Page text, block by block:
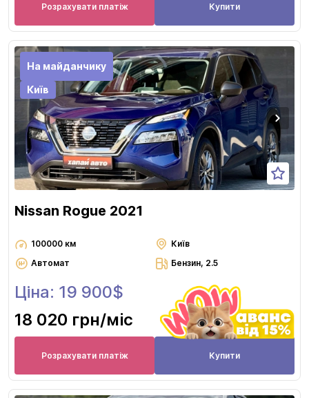
Розрахувати платіж Купити
На майданчику
Київ
Nissan Rogue 2021
100000 км
Київ
Автомат
Бензин, 2.5
Ціна: 19 900$
18 020 грн/міс
Розрахувати платіж Купити